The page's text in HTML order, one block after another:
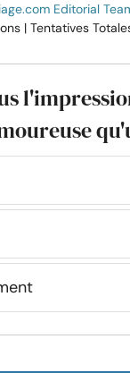
Editorial
| Tentatives